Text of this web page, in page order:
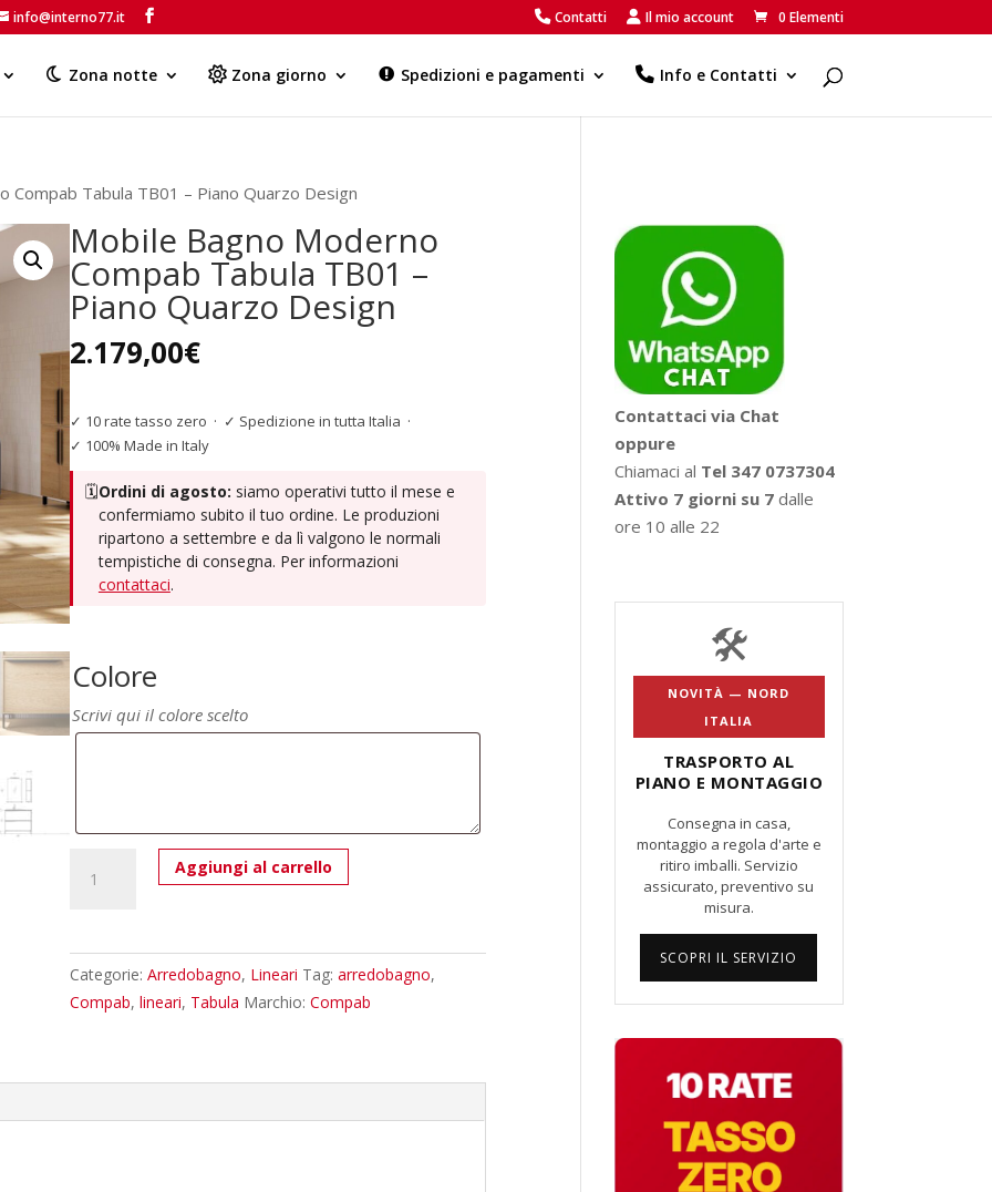
info@interno77.it Contatti Il mio account 0 Elementi
Zona notte Zona giorno Spedizioni e pagamenti Info e Contatti
Products
Tabula TB01 – Piano Quarzo Design
Mobile Bagno Moderno
Compab Tabula TB01 –
Piano Quarzo Design
2.179,00€
✓ 10 rate tasso zero · ✓ Spedizione in tutta Italia ·
✓ 100% Made in Italy
🗓️Ordini di agosto: siamo operativi tutto il mese e
confermiamo subito il tuo ordine. Le produzioni
ripartono a settembre e da lì valgono le normali
tempistiche di consegna. Per informazioni
contattaci.
Colore
Scrivi qui il colore scelto
Bagno
Tabula
TB01
Quarzo
Aggiungi al carrello
Categorie: Arredobagno, Lineari Tag: arredobagno,
Compab, lineari, Tabula Marchio: Compab
Contattaci via Chat
oppure
Chiamaci al Tel 347 0737304
Attivo 7 giorni su 7 dalle
ore 10 alle 22
🛠️
NOVITÀ — NORD
ITALIA
TRASPORTO AL
PIANO E MONTAGGIO
Consegna in casa,
montaggio a regola d'arte e
ritiro imballi. Servizio
assicurato, preventivo su
misura.
SCOPRI IL SERVIZIO